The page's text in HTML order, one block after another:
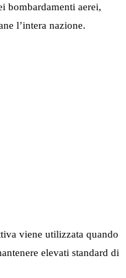
bombardamenti aerei,
l’intera nazione.
viene utilizzata quando
elevati standard di